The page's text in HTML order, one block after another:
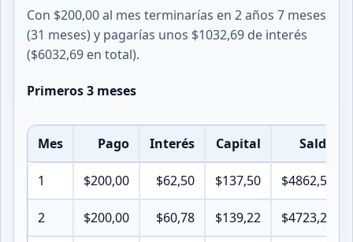
Con $200,00 al mes terminarías en 2 años 7 meses
(31 meses) y pagarías unos $1032,69 de interés
($6032,69 en total).
Primeros 3 meses
Mes Pago Interés Capital Saldo
1 $200,00 $62,50 $137,50 $4862,50
2 $200,00 $60,78 $139,22 $4723,28